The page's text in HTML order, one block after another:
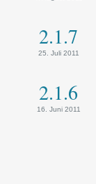
2.1.7
25. Juli 2011
2.1.6
16. Juni 2011